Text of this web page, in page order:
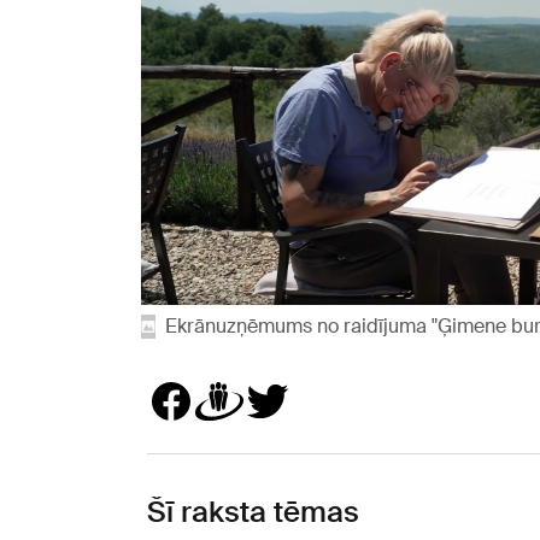
Ekrānuzņēmums no raidījuma "Ģimene
Šī raksta tēmas